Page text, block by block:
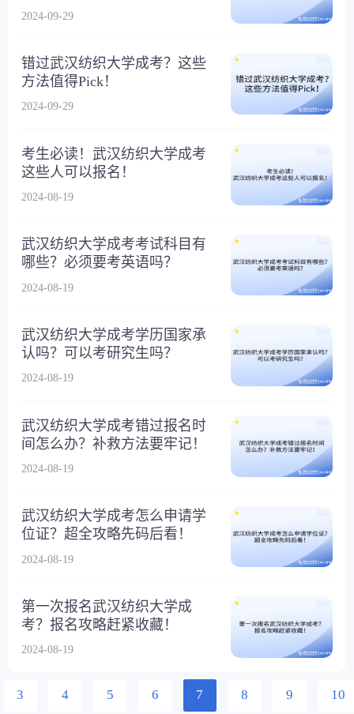
证？
2024-09-29
错过武汉纺织大学成考？这些
方法值得Pick！
2024-09-29
考生必读！武汉纺织大学成考
这些人可以报名！
2024-08-19
武汉纺织大学成考考试科目有
哪些？必须要考英语吗？
2024-08-19
武汉纺织大学成考学历国家承
认吗？可以考研究生吗？
2024-08-19
武汉纺织大学成考错过报名时
间怎么办？补救方法要牢记！
2024-08-19
武汉纺织大学成考怎么申请学
位证？超全攻略先码后看！
2024-08-19
第一次报名武汉纺织大学成
考？报名攻略赶紧收藏！
2024-08-19
3 4 5 6 7 8 9 10